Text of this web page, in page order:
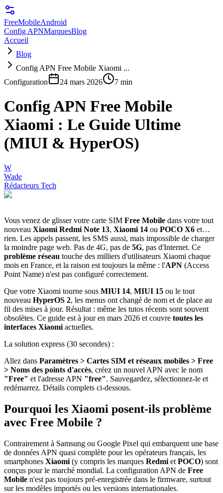
FreeMobileAndroid
Config APNMarquesBlog
Accueil
Blog
Config APN Free Mobile Xiaomi ...
Configuration
24 mars 2026 7 min
Config APN Free Mobile
Xiaomi : Le Guide Ultime
(MIUI & HyperOS)
W
Wade
Rédacteurs Tech
Vous venez de glisser votre carte SIM Free Mobile dans votre tout
nouveau Xiaomi Redmi Note 13, Xiaomi 14 ou POCO X6 et…
rien. Les appels passent, les SMS aussi, mais impossible de charger
la moindre page web. Pas de 4G, pas de 5G, pas d'Internet. Ce
problème réseau touche des milliers d'utilisateurs Xiaomi chaque
mois en France, et la raison est toujours la même : l'APN (Access
Point Name) n'est pas configuré correctement.
Que votre Xiaomi tourne sous MIUI 14, MIUI 15 ou le tout
nouveau HyperOS 2, les menus ont changé de nom et de place au
fil des mises à jour. Résultat : même les tutos récents sont souvent
obsolètes. Ce guide est à jour en mars 2026 et couvre toutes les
interfaces Xiaomi actuelles.
La solution express (30 secondes) :
Allez dans Paramètres > Cartes SIM et réseaux mobiles > Free
> Noms des points d'accès, créez un nouvel APN avec le nom
"Free" et l'adresse APN "free". Sauvegardez, sélectionnez-le et
redémarrez. Détails complets ci-dessous.
Pourquoi les Xiaomi posent-ils problème
avec Free Mobile ?
Contrairement à Samsung ou Google Pixel qui embarquent une base
de données APN quasi complète pour les opérateurs français, les
smartphones Xiaomi (y compris les marques Redmi et POCO) sont
conçus pour le marché mondial. La configuration APN de Free
Mobile n'est pas toujours pré-enregistrée dans le firmware, surtout
sur les modèles importés ou les versions internationales.